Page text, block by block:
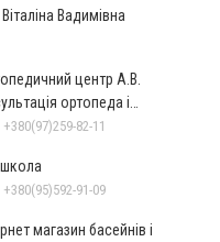
Вадимівна
центр А.В.
ортопеда і
82-11
91-09
магазин басейнів і